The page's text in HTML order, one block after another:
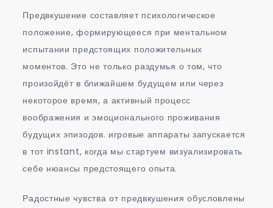
Предвкушение составляет психологическое
положение, формирующееся при ментальном
испытании предстоящих положительных
моментов. Это не только раздумья о том, что
произойдёт в ближайшем будущем или через
некоторое время, а активный процесс
воображения и эмоционального проживания
будущих эпизодов. игровые аппараты запускается
в тот instant, когда мы стартуем визуализировать
себе нюансы предстоящего опыта.
Радостные чувства от предвкушения обусловлены